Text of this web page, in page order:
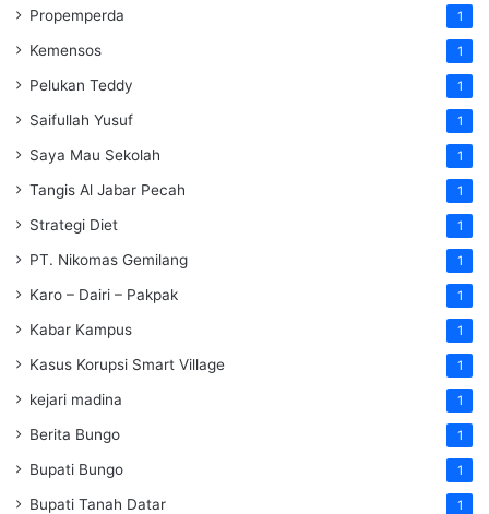
Propemperda 1
Kemensos 1
Pelukan Teddy 1
Saifullah Yusuf 1
Saya Mau Sekolah 1
Tangis Al Jabar Pecah 1
Strategi Diet 1
PT. Nikomas Gemilang 1
Karo – Dairi – Pakpak 1
Kabar Kampus 1
Kasus Korupsi Smart Village 1
kejari madina 1
Berita Bungo 1
Bupati Bungo 1
Bupati Tanah Datar 1